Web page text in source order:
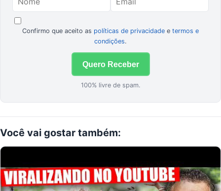
Confirmo que aceito as políticas de privacidade e termos e
condições.
100% livre de spam.
Você vai gostar também: